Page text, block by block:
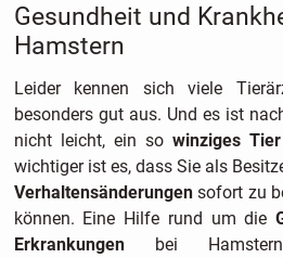
Gesundheit und
Hamstern
Leider kennen sich viele
besonders gut aus. Und es ist
nicht leicht, ein so winziges
wichtiger ist es, dass Sie als
Verhaltensänderungensofort zu
können. Eine Hilfe rund um die
Erkrankungenbei